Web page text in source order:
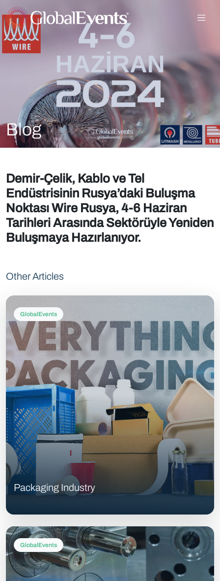
Blog
Demir-Çelik, Kablo ve Tel
Endüstrisinin Rusya’daki Buluşma
Noktası Wire Rusya, 4-6 Haziran
Tarihleri Arasında Sektörüyle Yeniden
Buluşmaya Hazırlanıyor.
Other Articles
GlobalEvents
Packaging Industry
GlobalEvents